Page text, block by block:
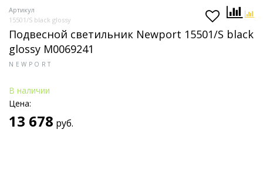
Артикул
15501/S black glossy
Подвесной светильник Newport 15501/S black
glossy М0069241
NEWPORT
В наличии
Цена:
13 678 руб.